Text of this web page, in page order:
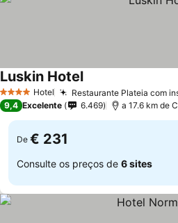
4 EstrelasHotel Restaurante Plateia com
Luskin Hotel
9,4 Excelente 6.469 a 17.6 km de
De € 231
Consulte os preços de 6 sites